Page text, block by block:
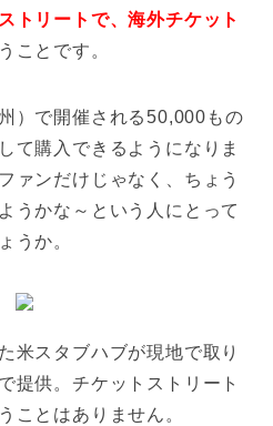
トリートで、海外チケット
ことです。
）で開催される50,000もの
て購入できるようになりま
ァンだけじゃなく、ちょう
うかな～という人にとって
うか。
米スタブハブが現地で取り
提供。チケットストリート
ことはありません。